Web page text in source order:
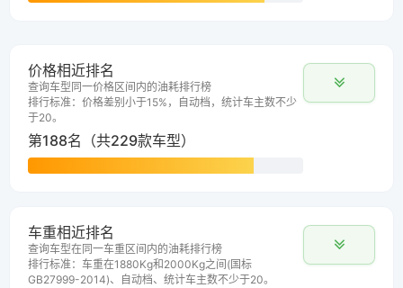
价格相近排名
查询车型同一价格区间内的油耗排行榜
排行标准：价格差别小于15%，自动档，统计车主数不少
于20。
第188名（共229款车型）
车重相近排名
查询车型在同一车重区间内的油耗排行榜
排行标准：车重在1880Kg和2000Kg之间(国标
GB27999-2014)、自动档、统计车主数不少于20。